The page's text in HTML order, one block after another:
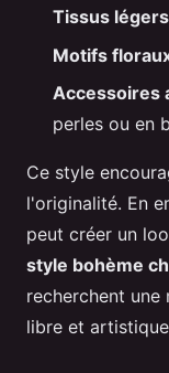
Tissus légers
Motifs
Accessoires
perles ou en
Ce style
l'originalité. En
peut créer un
style bohème
recherchent
libre et